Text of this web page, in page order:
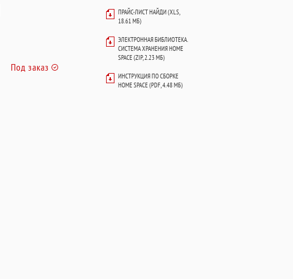
Под заказ
ПРАЙС-ЛИСТ НАЙДИ (XLS,
18.61 МБ)
ЭЛЕКТРОННАЯ БИБЛИОТЕКА.
СИСТЕМА ХРАНЕНИЯ HOME
SPACE (ZIP, 2.23 МБ)
ИНСТРУКЦИЯ ПО СБОРКЕ
HOME SPACE (PDF, 4.48 МБ)